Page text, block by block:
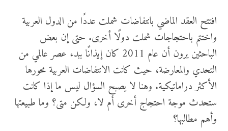
افتتح العقد الماضي بانتفاضات شملت عددًا من الدول العربية
واختتم باحتجاجات شملت دولًا أخرى. حتى إن بعض
الباحثين يرون أن عام 2011 كان إيذانًا ببدء عصر عالمي من
التحدي والمعارضة، حيث كانت الانتفاضات العربية محورها
الأكثر دراماتيكية. وهنا لا يصبح السؤال ليس ما إذا كانت
ستحدث موجة احتجاج أخرى أم لا، ولكن متى؟ وما طبيعتها
وأهم مطالبها؟